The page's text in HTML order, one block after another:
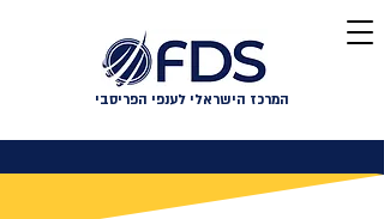
המרכז הישראלי לענפי הפריסבי